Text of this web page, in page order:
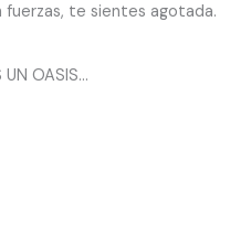
fuerzas, te sientes agotada.
UN OASIS…